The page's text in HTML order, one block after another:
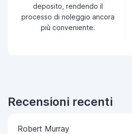
deposito, rendendo il
processo di noleggio ancora
più conveniente.
Recensioni recenti
Robert Murray